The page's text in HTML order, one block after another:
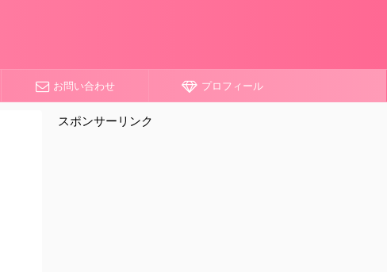
お問い合わせ プロフィール
スポンサーリンク